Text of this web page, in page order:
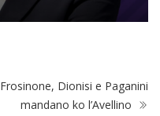
Frosinone, Dionisi e Paganini
mandano ko l’Avellino